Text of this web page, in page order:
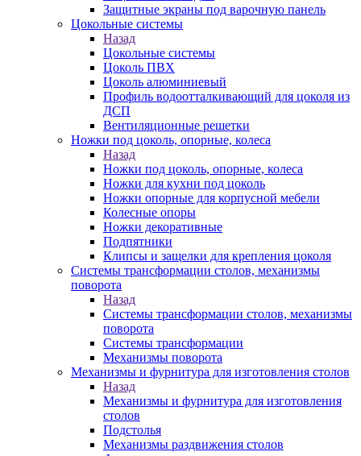
Защитные экраны под варочную панель
Цокольные системы
Назад
Цокольные системы
Цоколь ПВХ
Цоколь алюминиевый
Профиль водоотталкивающий для цоколя из
ДСП
Вентиляционные решетки
Ножки под цоколь, опорные, колеса
Назад
Ножки под цоколь, опорные, колеса
Ножки для кухни под цоколь
Ножки опорные для корпусной мебели
Колесные опоры
Ножки декоративные
Подпятники
Клипсы и защелки для крепления цоколя
Системы трансформации столов, механизмы
поворота
Назад
Системы трансформации столов, механизмы
поворота
Системы трансформации
Механизмы поворота
Механизмы и фурнитура для изготовления столов
Назад
Механизмы и фурнитура для изготовления
столов
Подстолья
Механизмы раздвижения столов